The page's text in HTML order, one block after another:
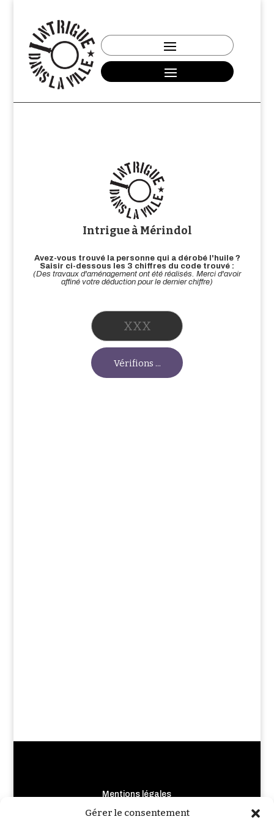
Gérer le consentement
Intrigue à Mérindol
Avez-vous trouvé la personne qui a dérobé l'huile ?
Saisir ci-dessous les 3 chiffres du code trouvé :
(Des travaux d'aménagement ont été réalisés. Merci d'avoir
affiné votre déduction pour le dernier chiffre)
Mentions légales
Crédits photo et illustrations